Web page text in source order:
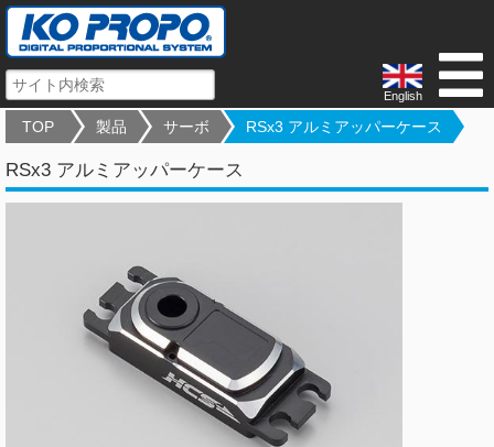
English
TOP 製品 サーボ RSx3 アルミアッパーケース
RSx3 アルミアッパーケース